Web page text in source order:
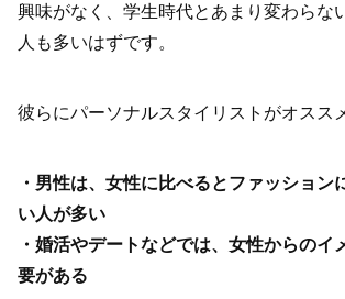
興味がなく、学生時代とあまり変わらな
人も多いはずです。
彼らにパーソナルスタイリストがオスス
・男性は、女性に比べるとファッション
い人が多い
・婚活やデートなどでは、女性からのイ
要がある